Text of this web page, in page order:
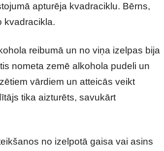
apturēja kvadraciklu. Bērns,
kvadracikla.
reibumā un no viņa izelpas bija
nometa zemē alkohola pudeli un
vārdiem un atteicās veikt
tika aizturēts, savukārt
no izelpotā gaisa vai asins